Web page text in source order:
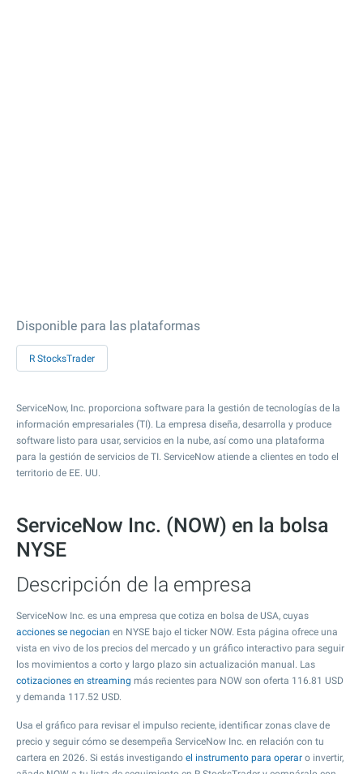
Disponible para las plataformas
R StocksTrader
ServiceNow, Inc. proporciona software para la gestión de tecnologías de la
información empresariales (TI). La empresa diseña, desarrolla y produce
software listo para usar, servicios en la nube, así como una plataforma
para la gestión de servicios de TI. ServiceNow atiende a clientes en todo el
territorio de EE. UU.
ServiceNow Inc. (NOW) en la bolsa
NYSE
Descripción de la empresa
ServiceNow Inc. es una empresa que cotiza en bolsa de USA, cuyas
acciones se negocian en NYSE bajo el ticker NOW. Esta página ofrece una
vista en vivo de los precios del mercado y un gráfico interactivo para seguir
los movimientos a corto y largo plazo sin actualización manual. Las
cotizaciones en streaming más recientes para NOW son oferta 116.81 USD
y demanda 117.52 USD.
Usa el gráfico para revisar el impulso reciente, identificar zonas clave de
precio y seguir cómo se desempeña ServiceNow Inc. en relación con tu
cartera en 2026. Si estás investigando el instrumento para operar o invertir,